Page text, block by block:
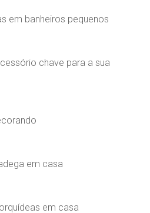
em banheiros pequenos
chave para a sua
em casa
em casa